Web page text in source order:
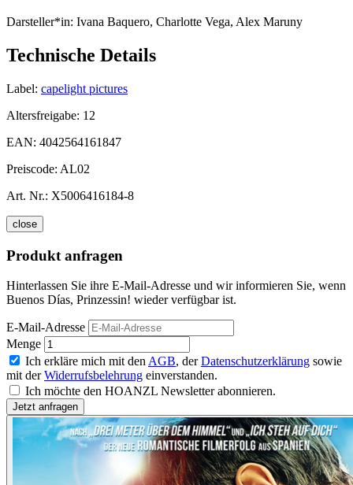
Darsteller*in: Ivana Baquero, Charlotte Vega, Alex Maruny
Technische Details
Label: capelight pictures
Altersfreigabe: 12
EAN: 4042564161847
Preiscode: AL02
Art. Nr.: X5006416184-8
close
Produkt anfragen
Hinterlassen Sie ihre E-Mail-Adresse und wir informieren Sie, wenn
Buenos Días, Prinzessin! wieder verfügbar ist.
E-Mail-Adresse
Menge
Ich erkläre mich mit den AGB, derDatenschutzerklärung sowie
mit derWiderrufsbelehrung einverstanden.
Ich möchte den HOANZL Newsletter abonnieren.